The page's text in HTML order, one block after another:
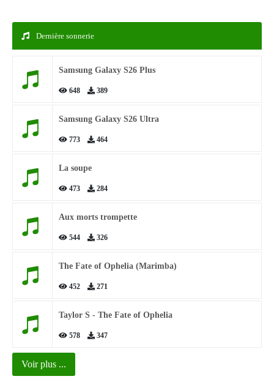
Dernière sonnerie
Samsung Galaxy S26 Plus
648 389
Samsung Galaxy S26 Ultra
773 464
La soupe
473 284
Aux morts trompette
544 326
The Fate of Ophelia (Marimba)
452 271
Taylor S - The Fate of Ophelia
578 347
Voir plus ...